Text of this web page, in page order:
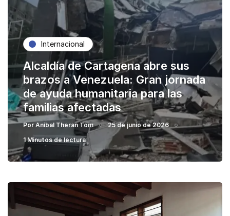
Internacional
Alcaldía de Cartagena abre sus
brazos a Venezuela: Gran jornada
de ayuda humanitaria para las
familias afectadas
PorAnibal Theran Tom
25 de junio de 2026
1 Minutos de lectura